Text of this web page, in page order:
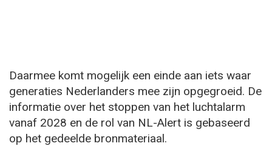
Daarmee komt mogelijk een einde aan iets waar
generaties Nederlanders mee zijn opgegroeid. De
informatie over het stoppen van het luchtalarm
vanaf 2028 en de rol van NL-Alert is gebaseerd
op het gedeelde bronmateriaal.